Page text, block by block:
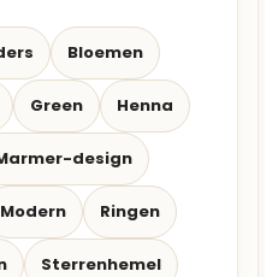
Bloemen
Green Henna
design
Modern Ringen
Sterrenhemel